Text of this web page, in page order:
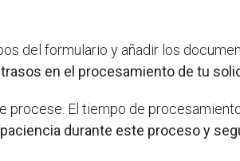
del formulario y añadir los
en el procesamiento de tu
procese. El tiempo de
durante este proceso y